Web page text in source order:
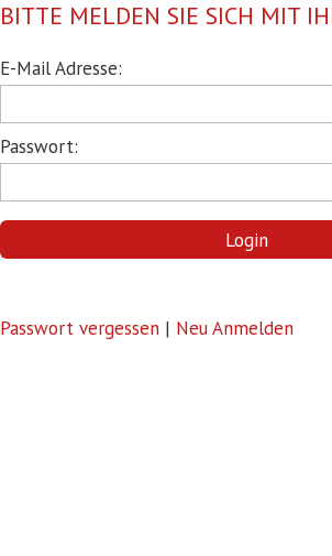
BITTE MELDEN SIE SICH MIT
Pflichtfeld
E-Mail Adresse:
Pflichtfeld
Passwort:
Login
Passwort vergessen | Neu Anmelden